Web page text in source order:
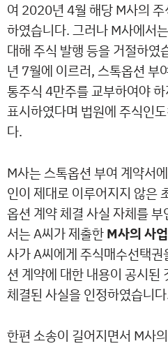
여 2020년 4월 해당 M사의
하였습니다. 그러나 M사에서
대해 주식 발행 등을 거절하
년 7월에 이르러, 스톡옵션 부
통주식 4만주를 교부하여야
표시하였다며 법원에 주식인
다.
M사는 스톡옵션 부여 계약서
인이 제대로 이루어지지 않은
옵션 계약 체결 사실 자체를
서는 A씨가 제출한M사의 사
사가 A씨에게 주식매수선택
션 계약에 대한 내용이 공시된
체결된 사실을 인정하였습니
한편 소송이 길어지면서 M사